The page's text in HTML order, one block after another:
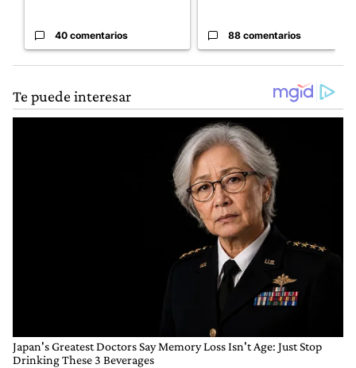
40 comentarios 88 comentarios